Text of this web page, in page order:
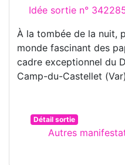
Idée sortie n°
À la tombée de la nuit,
monde fascinant des
cadre exceptionnel du
Camp-du-Castellet
Détail sortie
Autres